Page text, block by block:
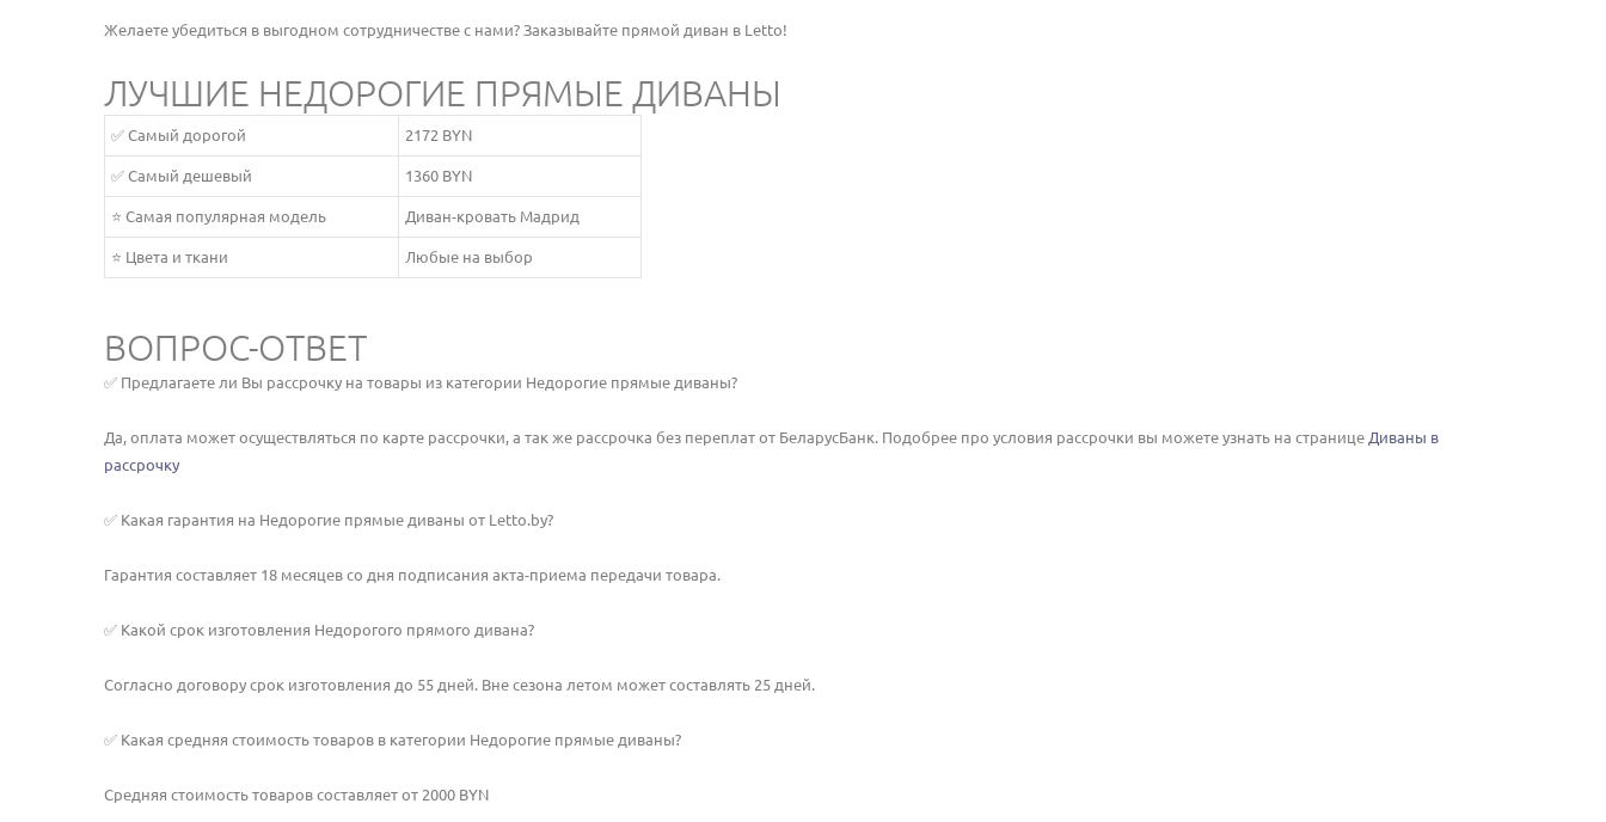
Желаете убедиться в выгодном сотрудничестве с нами? Заказывайте прямой диван в Letto!
ЛУЧШИЕ НЕДОРОГИЕ ПРЯМЫЕ ДИВАНЫ
✅ Самый дорогой 2172 BYN
✅ Самый дешевый 1360 BYN
⭐ Самая популярная модель Диван-кровать Мадрид
⭐ Цвета и ткани Любые на выбор
ВОПРОС-ОТВЕТ
✅ Предлагаете ли Вы рассрочку на товары из категории Недорогие прямые диваны?
Да, оплата может осуществляться по карте рассрочки, а так же рассрочка без переплат от БеларусБанк. Подобрее про условия рассрочки вы можете узнать на странице Диваны в
рассрочку
✅ Какая гарантия на Недорогие прямые диваны от Letto.by?
Гарантия составляет 18 месяцев со дня подписания акта-приема передачи товара.
✅ Какой срок изготовления Недорогого прямого дивана?
Согласно договору срок изготовления до 55 дней. Вне сезона летом может составлять 25 дней.
✅ Какая средняя стоимость товаров в категории Недорогие прямые диваны?
Средняя стоимость товаров составляет от 2000 BYN